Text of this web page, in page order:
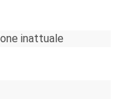
inattuale